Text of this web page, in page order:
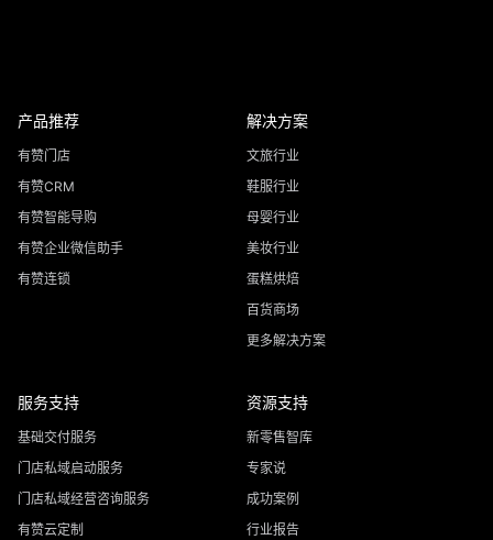
产品推荐
有赞门店
有赞CRM
有赞智能导购
有赞企业微信助手
有赞连锁
解决方案
文旅行业
鞋服行业
母婴行业
美妆行业
蛋糕烘焙
百货商场
更多解决方案
服务支持
基础交付服务
门店私域启动服务
门店私域经营咨询服务
有赞云定制
资源支持
新零售智库
专家说
成功案例
行业报告